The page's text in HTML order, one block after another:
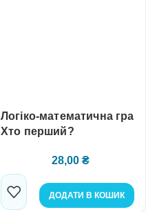
Логіко-математична гра
Хто перший?
28,00 ₴
ДОДАТИ В КОШИК